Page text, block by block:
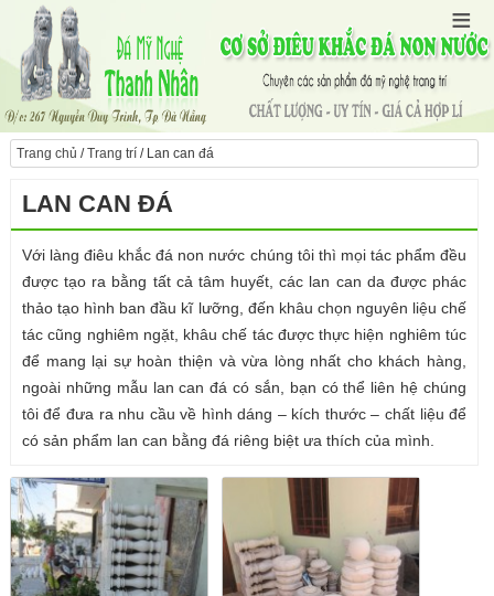
Trang chủ /Trang trí/ Lan can đá
LAN CAN ĐÁ
Với làng điêu khắc đá non nước chúng tôi thì mọi tác phẩm đều
được tạo ra bằng tất cả tâm huyết, các lan can da được phác
thảo tạo hình ban đầu kĩ lưỡng, đến khâu chọn nguyên liệu chế
tác cũng nghiêm ngặt, khâu chế tác được thực hiện nghiêm túc
để mang lại sự hoàn thiện và vừa lòng nhất cho khách hàng,
ngoài những mẫu lan can đá có sắn, bạn có thể liên hệ chúng
tôi để đưa ra nhu cầu về hình dáng – kích thước – chất liệu để
có sản phẩm lan can bằng đá riêng biệt ưa thích của mình.